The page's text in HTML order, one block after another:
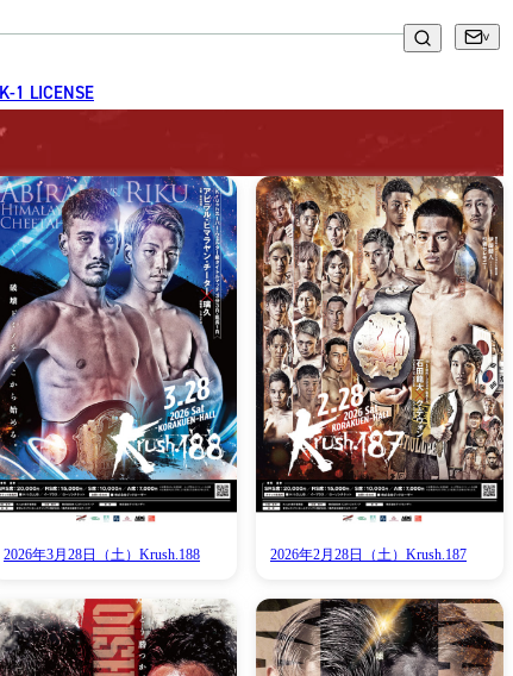
1 LICENSE
2026年3月28日（土）Krush.188 2026年2月28日（土）Krush.187